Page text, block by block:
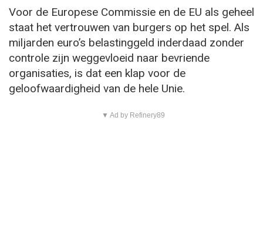
Voor de Europese Commissie en de EU als geheel
staat het vertrouwen van burgers op het spel. Als
miljarden euro’s belastinggeld inderdaad zonder
controle zijn weggevloeid naar bevriende
organisaties, is dat een klap voor de
geloofwaardigheid van de hele Unie.
▼ Ad by Refinery89